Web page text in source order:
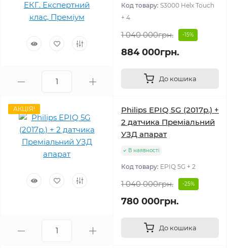
Код товару: S3000 Helx Touch
+ 4
1 040 000грн. -15%
884 000грн.
До кошика
АКЦІЯ!
Philips EPIQ 5G (2017р.) +
2 датчика Преміальний
УЗД апарат
В наявності
Код товару: EPIQ 5G + 2
1 040 000грн. -25%
780 000грн.
До кошика